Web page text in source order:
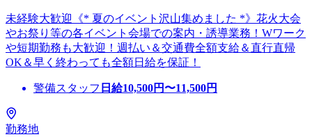
未経験大歓迎《* 夏のイベント沢山集めました *》花火大会
やお祭り等の各イベント会場での案内・誘導業務！Wワーク
や短期勤務も大歓迎！週払い＆交通費全額支給＆直行直帰
OK＆早く終わっても全額日給を保証！
警備スタッフ 日給10,500円〜11,500円
勤務地